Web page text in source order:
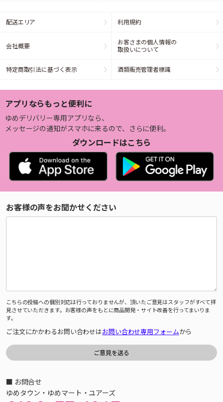
配送エリア 利用規約
会社概要
お客さまの個人情報の
取扱いについて
特定商取引法に基づく表示 酒類販売管理者標識
アプリならもっと便利に
ゆめデリバリー専用アプリなら、
メッセージの通知がスマホに来るので、さらに便利。
ダウンロードはこちら
お客様の声をお聞かせください
こちらの投稿への個別対応は行っておりませんが、頂いたご意見はスタッフがすべて拝
見させていただきます。お客様の声をもとに商品開発・サイト改善を行ってまいりま
す。
ご注文にかかわるお問い合わせはお問い合わせ専用フォームから
■ お問合せ
ゆめタウン・ゆめマート・ユアーズ